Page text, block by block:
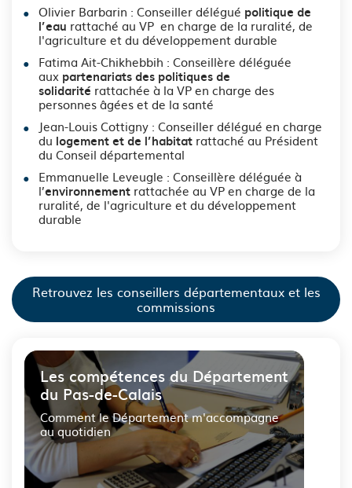
Olivier Barbarin : Conseiller délégué politique de
l’eau rattaché au VP en charge de la ruralité, de
l'agriculture et du développement durable
Fatima Ait-Chikhebbih : Conseillère déléguée
aux partenariats des politiques de
solidarité rattachée à la VP en charge des
personnes âgées et de la santé
Jean-Louis Cottigny : Conseiller délégué en charge
du logement et de l’habitat rattaché au Président
du Conseil départemental
Emmanuelle Leveugle : Conseillère déléguée à
l’environnement rattachée au VP en charge de la
ruralité, de l'agriculture et du développement
durable
Retrouvez les conseillers départementaux et les
commissions
Les compétences du Département
du Pas-de-Calais
Comment le Département m'accompagne
au quotidien